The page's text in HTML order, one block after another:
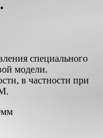
специального
модели.
в частности при